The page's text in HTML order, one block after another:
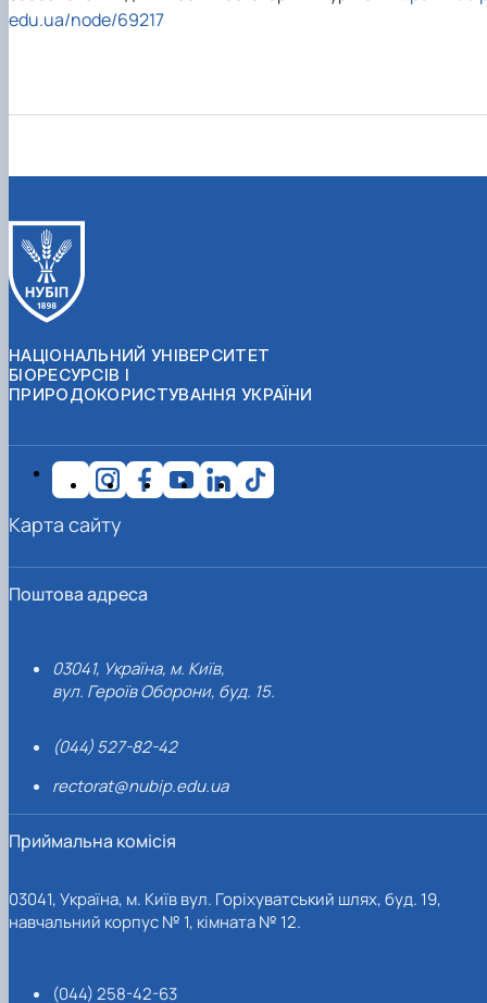
edu.ua/node/69217
НАЦІОНАЛЬНИЙ УНІВЕРСИТЕТ
БІОРЕСУРСІВ І
ПРИРОДОКОРИСТУВАННЯ УКРАЇНИ
Поштова адреса
03041, Україна, м. Київ,
вул. Героїв Оборони, буд. 15.
(044) 527-82-42
rectorat@nubip.edu.ua
Приймальна комісія
03041, Україна, м. Київ вул. Горіхуватський шлях, буд. 19,
навчальний корпус № 1, кімната № 12.
(044) 258-42-63
Карта сайту